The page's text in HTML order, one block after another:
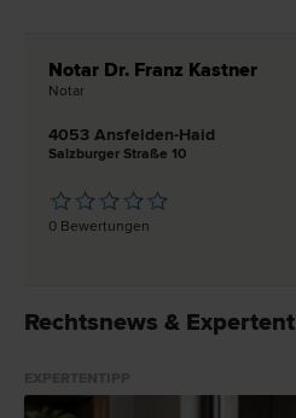
Notar Dr. Franz Kastner
Notar
4053 Ansfelden-Haid
Salzburger Straße 10
0 Bewertungen
Rechtsnews &